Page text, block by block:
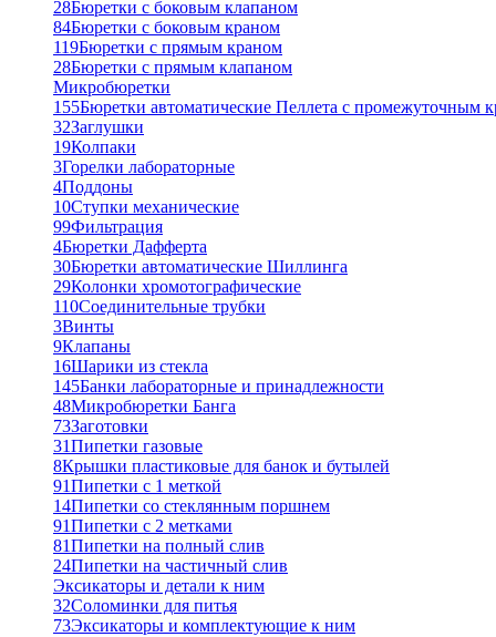
28Бюретки с боковым клапаном
84Бюретки с боковым краном
119Бюретки с прямым краном
28Бюретки с прямым клапаном
Микробюретки
155Бюретки автоматические Пеллета с промежуточным
32Заглушки
19Колпаки
3Горелки лабораторные
4Поддоны
10Ступки механические
99Фильтрация
4Бюретки Дафферта
30Бюретки автоматические Шиллинга
29Колонки хромотографические
110Соединительные трубки
3Винты
9Клапаны
16Шарики из стекла
145Банки лабораторные и принадлежности
48Микробюретки Банга
73Заготовки
31Пипетки газовые
8Крышки пластиковые для банок и бутылей
91Пипетки с 1 меткой
14Пипетки со стеклянным поршнем
91Пипетки с 2 метками
81Пипетки на полный слив
24Пипетки на частичный слив
Эксикаторы и детали к ним
32Соломинки для питья
73Эксикаторы и комплектующие к ним